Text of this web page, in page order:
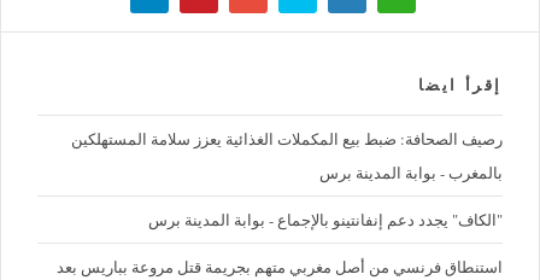
إقرأ ايضا
رصيف الصحافة: ضبط بيع المكملات الغذائية يعزز سلامة المستهلكين
بالمغرب - بوابة المدينة برس
"الكاف" يجدد دعم إنفانتينو بالإجماع - بوابة المدينة برس
استنطاق فرنسي من أصل مغربي متهم بجريمة قتل مروعة بباريس بعد